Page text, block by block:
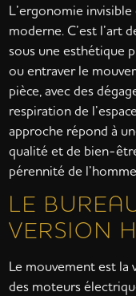
L’ergonomie
moderne. C’est l’art
sous une esthétique
ou entraver le
pièce, avec des
respiration de
approche répond à
qualité et de bien-
pérennité de
LE
VERSION
Le mouvement est la
des moteurs